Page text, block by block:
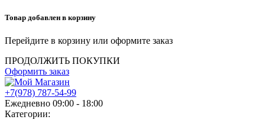
Товар добавлен в корзину
Перейдите в корзину или оформите заказ
ПРОДОЛЖИТЬ ПОКУПКИ
Оформить заказ
+7(978) 787-54-99
Ежедневно 09:00 - 18:00
Категории: